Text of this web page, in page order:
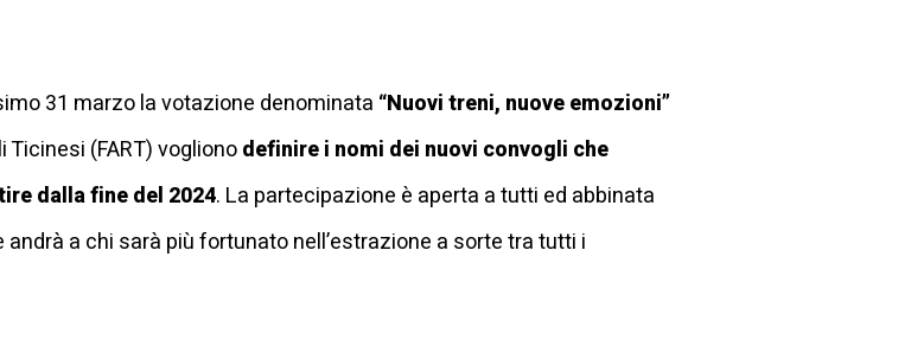
31 marzo la votazione denominata “Nuovi treni, nuove emozioni”
(FART) voglionodefinire i nomi dei nuovi convogli che
dalla fine del 2024. La partecipazione è aperta a tutti ed abbinata
a chi sarà più fortunato nell’estrazione a sorte tra tutti i